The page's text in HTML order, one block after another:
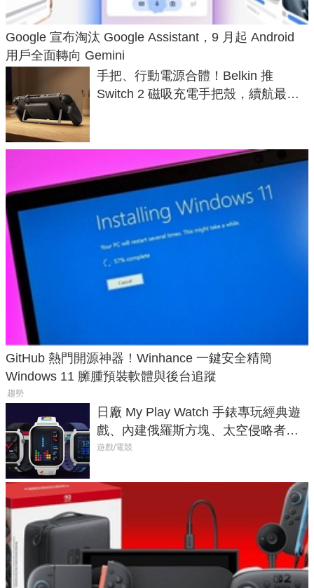
Google 宣布淘汰 Google Assistant，9 月起 Android
用戶全面轉向 Gemini
手把、行動電源合體！Belkin 推
Switch 2 磁吸充電手把殼，續航最高
GitHub 熱門開源神器！Winhance 一鍵安全精簡
Windows 11 臃腫預裝軟體與後台追蹤
趨勢
日廠 My Play Watch 手錶專玩經典遊
戲、內建俄羅斯方塊、太空侵略者，
不過竟然不能連手機？
遊戲/電競